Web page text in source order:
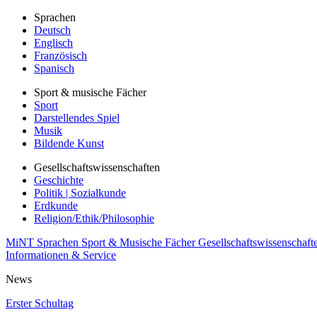
Sprachen
Deutsch
Englisch
Französisch
Spanisch
Sport & musische Fächer
Sport
Darstellendes Spiel
Musik
Bildende Kunst
Gesellschaftswissenschaften
Geschichte
Politik | Sozialkunde
Erdkunde
Religion/Ethik/Philosophie
MiNT Sprachen Sport & Musische Fächer
Informationen & Service
News
Erster Schultag